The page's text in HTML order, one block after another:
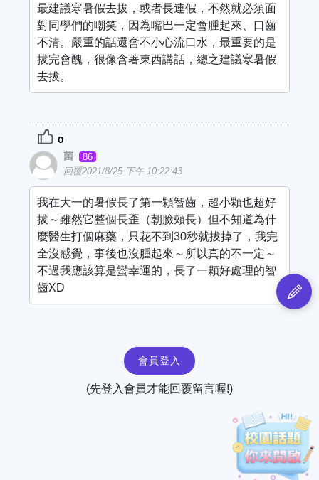
最建議寒暑假去拔，或者長連假，不然就必須面
對同學們的嘲笑，因為嘴巴一定會腫起來、口齒
不清。嚴重的話還會不小心流口水，最重要的是
拔完會醜，很像含著東西講話，總之建議寒暑假
去拔。
0
菌
86
回覆2021/8/25 下午 10:22:43
我在大一的暑假長了第一顆智齒，超小顆也超好
拔～雖然它整個長歪（朝臉頰長）但不知道為什
麼醫生打個麻藥，只花不到30秒就拔掉了，我完
全沒感覺，事後也沒腫起來～所以真的不一定～
不過我應該算是蠻幸運的，長了一顆好處理的智
齒XD
會員登入
(先登入會員才能回覆留言喔!)